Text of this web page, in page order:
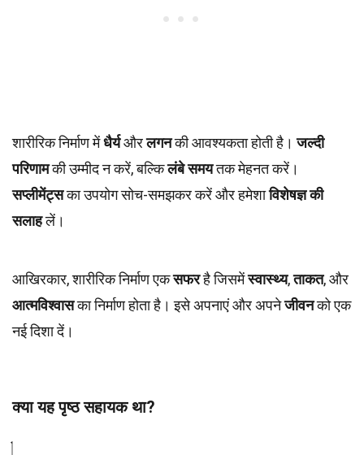
शारीरिक निर्माण मेंधैर्यऔरलगनकी आवश्यकता होती है।जल्दी
परिणामकी उम्मीद न करें, बल्किलंबे समयतक मेहनत करें।
सप्लीमेंट्सका उपयोग सोच-समझकर करें और हमेशाविशेषज्ञ की
सलाहलें।
आखिरकार, शारीरिक निर्माण एकसफरहै जिसमेंस्वास्थ्य,ताकत, और
आत्मविश्वासका निर्माण होता है। इसे अपनाएं और अपनेजीवनको एक
नई दिशा दें।
क्या यह पृष्ठ सहायक था?